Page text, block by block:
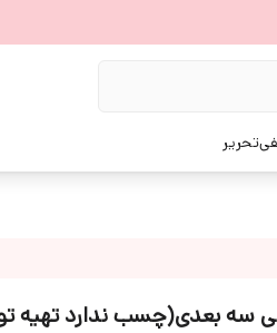
تحریر
سه بعدی(چسب ندارد تهیه